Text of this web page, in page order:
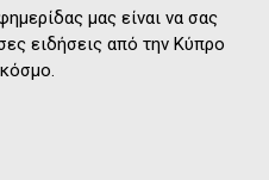
μας είναι να σας
ειδήσεις από την Κύπρο